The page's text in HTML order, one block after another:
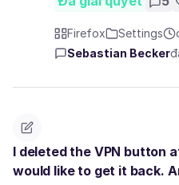
Firefox Settings
Sebastian Becker
I deleted the VPN button
would like to get it back.